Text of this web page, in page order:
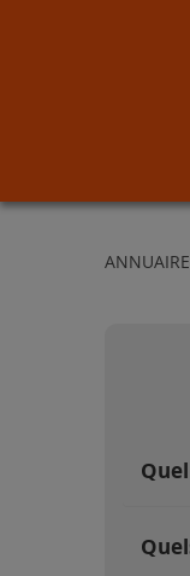
ANNUAIRE